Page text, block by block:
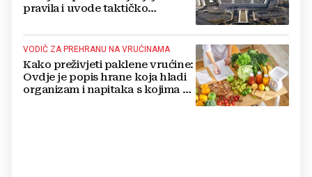
pravila i uvode taktičko
VODIČ ZA PREHRANU NA VRUĆINAMA
Kako preživjeti paklene vrućine:
Ovdje je popis hrane koja hladi
organizam i napitaka s kojima si